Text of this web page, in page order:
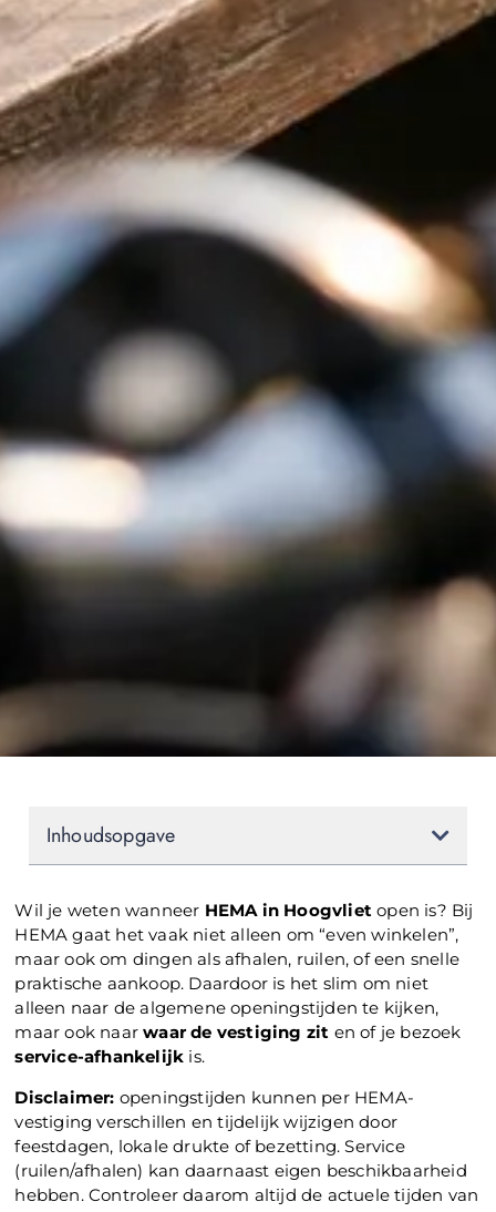
Wil je weten wanneer HEMA in Hoogvliet open is? Bij
HEMA gaat het vaak niet alleen om “even winkelen”,
maar ook om dingen als afhalen, ruilen, of een snelle
praktische aankoop. Daardoor is het slim om niet
alleen naar de algemene openingstijden te kijken,
maar ook naarwaar de vestiging zit en of je bezoek
service-afhankelijk is.
Disclaimer: openingstijden kunnen per HEMA-
vestiging verschillen en tijdelijk wijzigen door
feestdagen, lokale drukte of bezetting. Service
(ruilen/afhalen) kan daarnaast eigen beschikbaarheid
hebben. Controleer daarom altijd de actuele tijden van
Inhoudsopgave